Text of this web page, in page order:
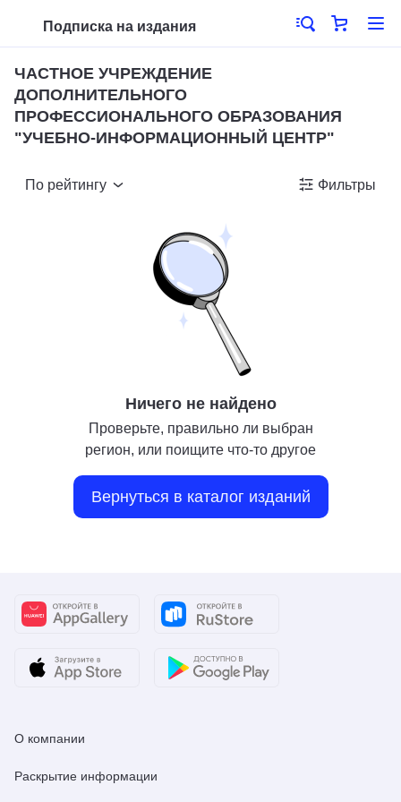
Подписка на издания
ЧАСТНОЕ УЧРЕЖДЕНИЕ
ДОПОЛНИТЕЛЬНОГО
ПРОФЕССИОНАЛЬНОГО ОБРАЗОВАНИЯ
"УЧЕБНО-ИНФОРМАЦИОННЫЙ ЦЕНТР"
По рейтингу Фильтры
Ничего не найдено
Проверьте, правильно ли выбран
регион, или поищите что-то другое
Вернуться в каталог изданий
О компании
Раскрытие информации